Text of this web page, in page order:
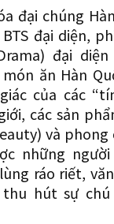
đại chúng
đại diện,
đại
ăn Hàn
của các
các sản
và phong
những
ráo riết,
hút sự